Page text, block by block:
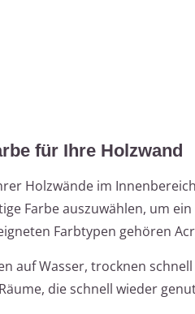
für Ihre Holzwand
Holzwände im
Farbe auszuwählen, um
Farbtypen gehören
auf Wasser, trocknen
die schnell wieder